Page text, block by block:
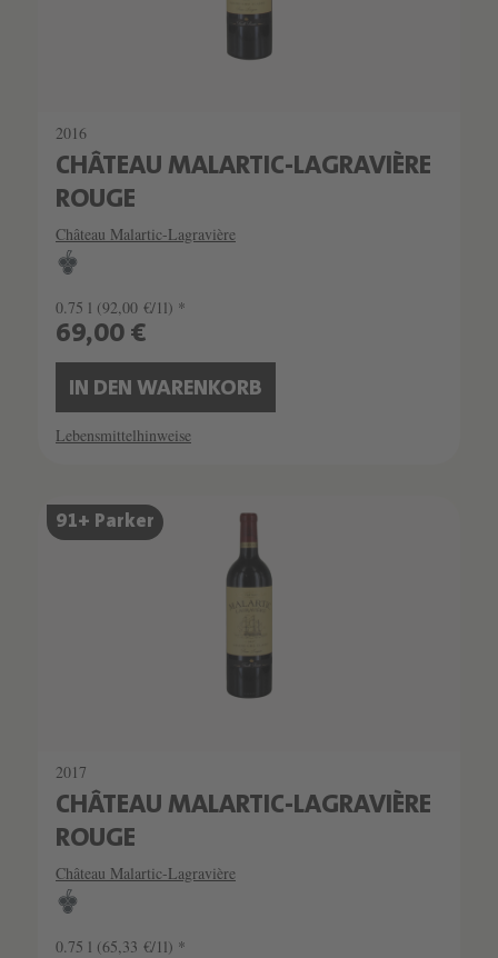
2016
CHÂTEAU MALARTIC-LAGRAVIÈRE
ROUGE
Château Malartic-Lagravière
0.75 l (92,00 €/1l) *
69,00 €
IN DEN WARENKORB
Lebensmittelhinweise
91+ Parker
2017
CHÂTEAU MALARTIC-LAGRAVIÈRE
ROUGE
Château Malartic-Lagravière
0.75 l (65,33 €/1l) *